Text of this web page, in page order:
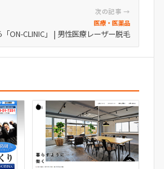
次の記事 →
医療・医薬品
ON-CLINIC」 | 男性医療レーザー脱毛